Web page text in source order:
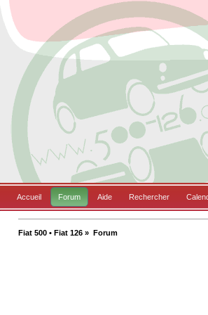
Accueil Forum Aide Rechercher
Fiat 500 • Fiat 126 » Forum